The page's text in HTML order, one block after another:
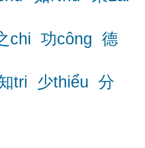
chi 功công 德
tri 少thiểu 分